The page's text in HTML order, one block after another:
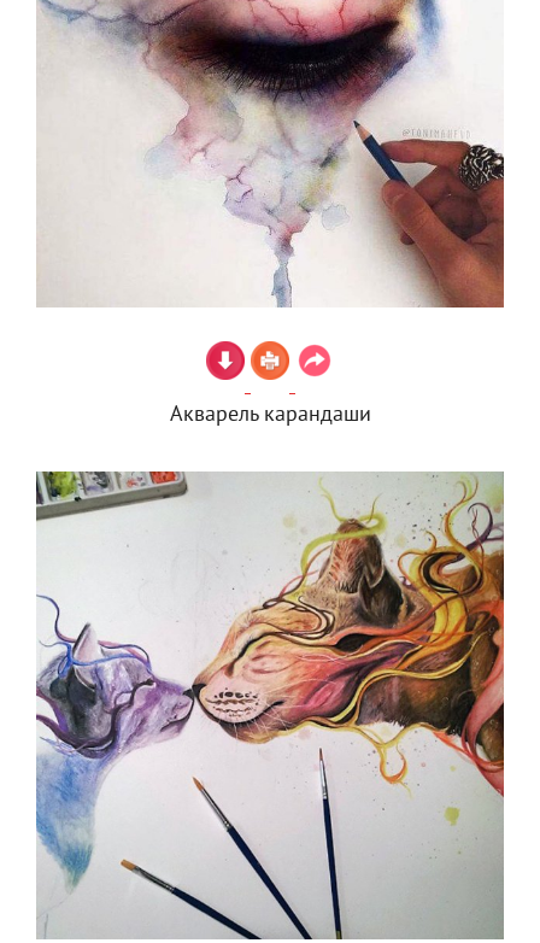
Акварель карандаши